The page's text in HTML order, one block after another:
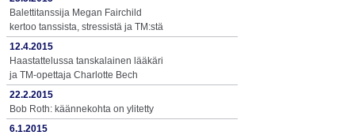
Balettitanssija Megan Fairchild
kertoo tanssista, stressistä ja TM:stä
12.4.2015
Haastattelussa tanskalainen lääkäri
ja TM-opettaja Charlotte Bech
22.2.2015
Bob Roth: käännekohta on ylitetty
6.1.2015